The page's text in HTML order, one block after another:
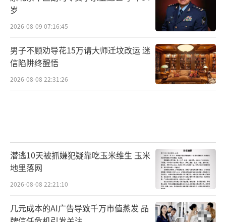
岁
2026-08-09 07:16:45
男子不顾劝导花15万请大师迁坟改运 迷
信陷阱终醒悟
2026-08-08 22:31:26
潜逃10天被抓嫌犯疑靠吃玉米维生 玉米
地里落网
2026-08-08 22:21:10
几元成本的AI广告导致千万市值蒸发 品